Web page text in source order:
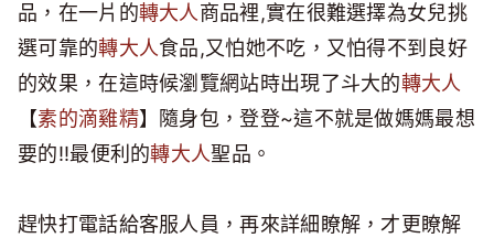
品，在一片的轉大人商品裡,實在很難選擇為女兒挑
選可靠的轉大人食品,又怕她不吃，又怕得不到良好
的效果，在這時候瀏覽網站時出現了斗大的轉大人
【素的滴雞精】隨身包，登登~這不就是做媽媽最想
要的!!最便利的轉大人聖品。
趕快打電話給客服人員，再來詳細瞭解，才更瞭解